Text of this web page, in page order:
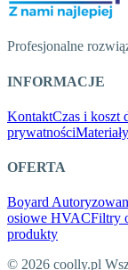
Profesjonalne
INFORMACJE
KontaktCzas i koszt
prywatności
OFERTA
Boyard
osiowe HVACFiltry
produkty
© 2026 coolly.pl